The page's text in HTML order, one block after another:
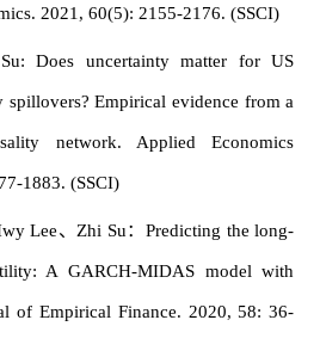
2021, 60(5): 2155-2176. (SSCI)
Does uncertainty matter for US
Empirical evidence from a
network. Applied Economics
1883. (SSCI)
Lee、Zhi Su：Predicting the long-
A GARCH-MIDAS model with
of Empirical Finance. 2020, 58: 36-